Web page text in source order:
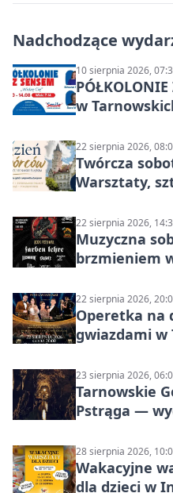
Nadchodzące
10 sierpnia 2026,
PÓŁKOLONIE
w
22 sierpnia 2026,
Twórcza
Warsztaty,
22 sierpnia 2026,
Muzyczna
brzmieniem
22 sierpnia 2026,
Operetka na
gwiazdami w
23 sierpnia 2026,
Tarnowskie
Pstrąga —
28 sierpnia 2026,
Wakacyjne
dla dzieci w